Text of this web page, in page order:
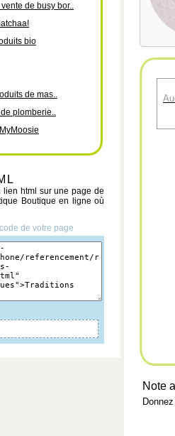
de busy bor..
bio
de mas..
plomberie..
lien html sur une page de
Boutique en ligne où
de votre page
Note